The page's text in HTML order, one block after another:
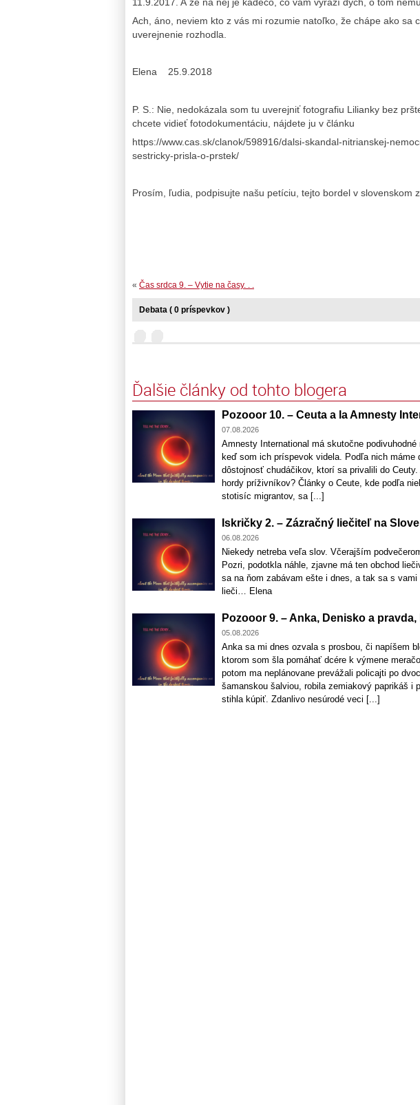
Ach, áno, neviem kto z vás mi rozumie natoľko, že chápe ako sa
uverejnenie rozhodla.
Elena 25.9.2018
P. S.: Nie, nedokázala som tu uverejniť fotografiu Lilianky bez
chcete vidieť fotodokumentáciu, nájdete ju v článku
https://www.cas.sk/clanok/598916/dalsi-skandal-nitrianskej-
sestricky-prisla-o-prstek/
Prosím, ľudia, podpisujte našu petíciu, tejto bordel v slovenskom
« Čas srdca 9. – Vytie na časy. . .
Debata ( 0 príspevkov )
Ďalšie články od tohto blogera
Pozooor 10. – Ceuta a la Amnesty
07.08.2026
Amnesty International má skutočne podivuhodné
keď som ich príspevok videla. Podľa nich
dôstojnosť chudáčikov, ktorí sa privalili do
hordy príživníkov? Články o Ceute, kde podľa
stotisíc migrantov, sa [...]
Iskričky 2. – Zázračný liečiteľ na
06.08.2026
Niekedy netreba veľa slov. Včerajším
Pozri, podotkla náhle, zjavne má ten obchod
sa na ňom zabávam ešte i dnes, a tak sa s
lieči… Elena
Pozooor 9. – Anka, Denisko a
05.08.2026
Anka sa mi dnes ozvala s prosbou, či napíšem
ktorom som šla pomáhať dcére k výmene
potom ma neplánovane prevážali policajti po
šamanskou šalviou, robila zemiakový paprikáš i
stihla kúpiť. Zdanlivo nesúrodé veci [...]